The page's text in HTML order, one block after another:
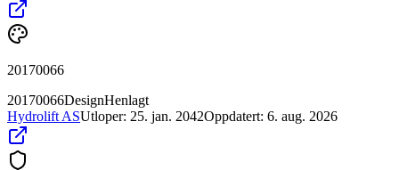
20170066
20170066DesignHenlagt
Hydrolift ASUtloper: 25. jan. 2042Oppdatert: 6. aug. 2026